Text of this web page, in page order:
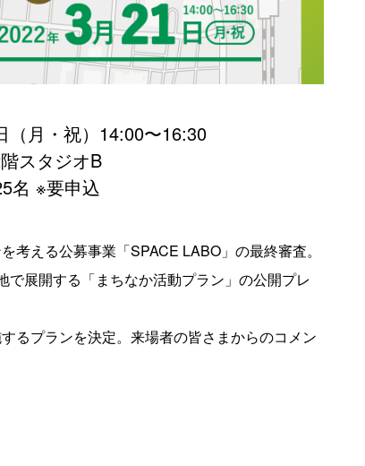
（月・祝）14:00〜16:30
スタジオB
名 ※要申込
考える公募事業「SPACE LABO」の最終審査。
展開する「まちなか活動プラン」の公開プレ
るプランを決定。来場者の皆さまからのコメン